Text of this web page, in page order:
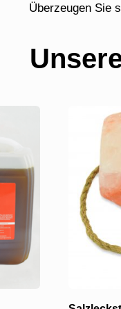
Überzeugen Sie